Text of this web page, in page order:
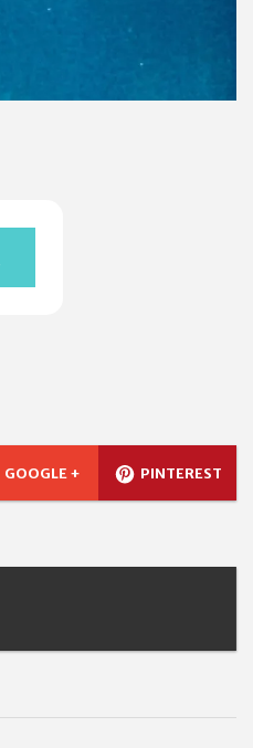
GOOGLE + PINTEREST